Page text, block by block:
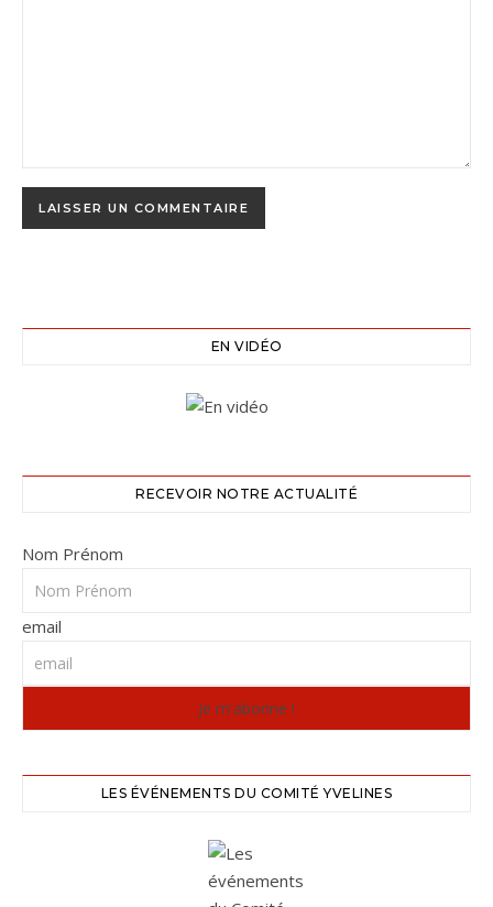
EN VIDÉO
RECEVOIR NOTRE ACTUALITÉ
Nom Prénom
email
LES ÉVÉNEMENTS DU COMITÉ YVELINES